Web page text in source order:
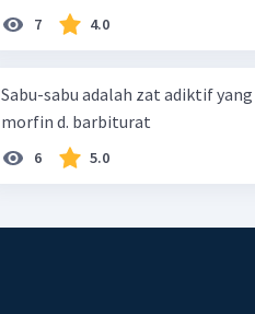
7 4.0
Sabu-sabu adalah zat adiktif
morfin d. barbiturat
6 5.0